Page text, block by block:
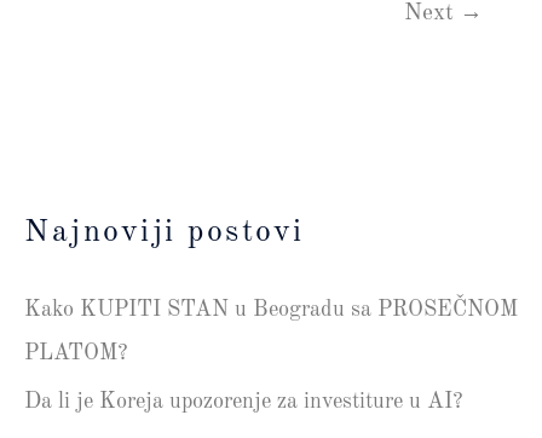
Next →
Najnoviji postovi
Kako KUPITI STAN u Beogradu sa PROSEČNOM
PLATOM?
Da li je Koreja upozorenje za investiture u AI?